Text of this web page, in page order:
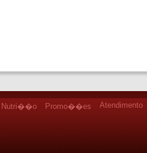
Nutri��o Promo��es Atendimento